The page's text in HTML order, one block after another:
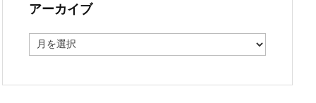
アーカイブ
ー